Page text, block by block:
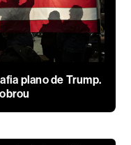
plano de Trump.